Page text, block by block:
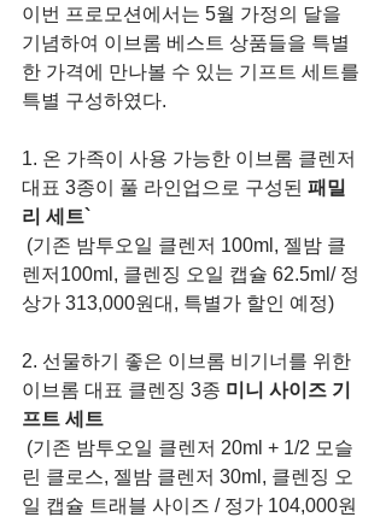
이번 프로모션에서는 5월 가정의 달을
기념하여 이브롬 베스트 상품들을 특별
한 가격에 만나볼 수 있는 기프트 세트를
특별 구성하였다.
1. 온 가족이 사용 가능한 이브롬 클렌저
대표 3종이 풀 라인업으로 구성된 패밀
리 세트`
렌저100ml, 클렌징 오일 캡슐 62.5ml/ 정
상가 313,000원대, 특별가 할인 예정)
2. 선물하기 좋은 이브롬 비기너를 위한
이브롬 대표 클렌징 3종 미니 사이즈 기
프트 세트
린 클로스, 젤밤 클렌저 30ml, 클렌징 오
일 캡슐 트래블 사이즈 / 정가 104,000원